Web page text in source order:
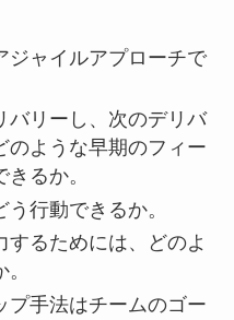
ジャイルアプローチで
バリーし、次のデリバ
のような早期のフィー
るか。
行動できるか。
るためには、どのよ
プ手法はチームのゴー